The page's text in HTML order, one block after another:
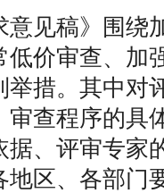
意见稿》围
低价审查、加
举措。其中对
审查程序的具
据、评审专家
地区、各部门